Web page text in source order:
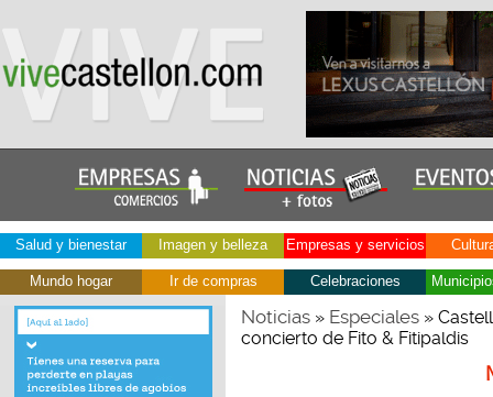
Salud y bienestar Imagen y belleza Empresas y servicios
Mundo hogar Ir de compras Celebraciones
Noticias» Especiales»
concierto de Fito & Fitipaldis